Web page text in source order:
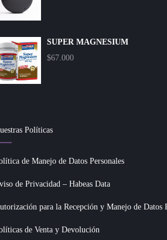
SUPER MAGNESIUM
$67.000
Políticas
de Manejo de Datos Personales
de Privacidad – Habeas Data
para la Recepción y Manejo de Datos
de Venta y Devolución